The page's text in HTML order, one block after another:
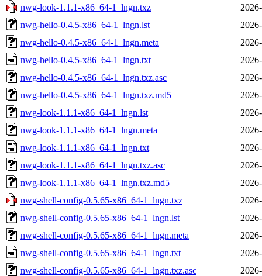
nwg-look-1.1.1-x86_64-1_lngn.txz
nwg-hello-0.4.5-x86_64-1_lngn.lst
nwg-hello-0.4.5-x86_64-1_lngn.meta
nwg-hello-0.4.5-x86_64-1_lngn.txt
nwg-hello-0.4.5-x86_64-1_lngn.txz.asc
nwg-hello-0.4.5-x86_64-1_lngn.txz.md5
nwg-look-1.1.1-x86_64-1_lngn.lst
nwg-look-1.1.1-x86_64-1_lngn.meta
nwg-look-1.1.1-x86_64-1_lngn.txt
nwg-look-1.1.1-x86_64-1_lngn.txz.asc
nwg-look-1.1.1-x86_64-1_lngn.txz.md5
nwg-shell-config-0.5.65-x86_64-1_lngn.txz
nwg-shell-config-0.5.65-x86_64-1_lngn.lst
nwg-shell-config-0.5.65-x86_64-1_lngn.meta
nwg-shell-config-0.5.65-x86_64-1_lngn.txt
nwg-shell-config-0.5.65-x86_64-1_lngn.txz.asc